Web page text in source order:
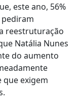
este ano, 56%
reestruturação
Natália Nunes
do aumento
que exigem